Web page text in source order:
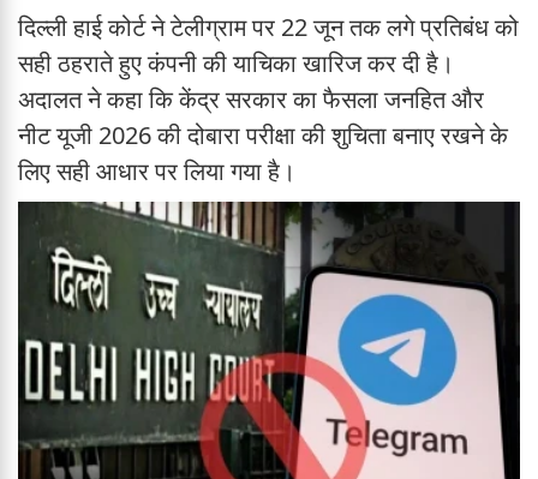
दिल्ली हाई कोर्ट ने टेलीग्राम पर 22 जून तक लगे प्रतिबंध को
सही ठहराते हुए कंपनी की याचिका खारिज कर दी है।
अदालत ने कहा कि केंद्र सरकार का फैसला जनहित और
नीट यूजी 2026 की दोबारा परीक्षा की शुचिता बनाए रखने के
लिए सही आधार पर लिया गया है।